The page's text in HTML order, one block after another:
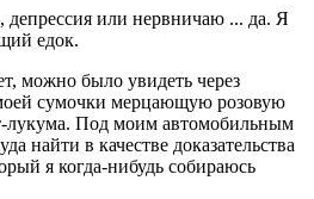
депрессия или нервничаю ... да. Я
едок.
можно было увидеть через
сумочки мерцающую розовую
лукума. Под моим автомобильным
найти в качестве доказательства
я когда-нибудь собираюсь